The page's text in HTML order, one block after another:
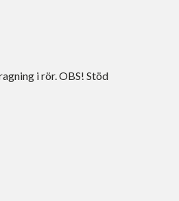
i rör. OBS! Stöd